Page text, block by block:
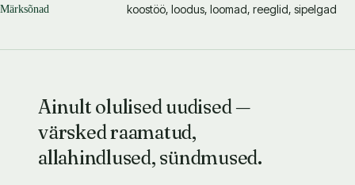
Märksõnad koostöö, loodus, loomad, reeglid, sipelgad
Ainult olulised uudised —
värsked raamatud,
allahindlused, sündmused.